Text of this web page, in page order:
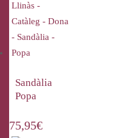
Sandàlia
Popa
75,95€